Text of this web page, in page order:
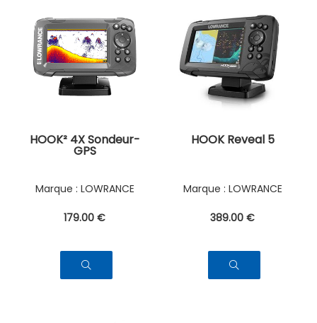
HOOK² 4X Sondeur-
GPS
LOWRANCE
179.00 €
HOOK Reveal 5
LOWRANCE
389.00 €